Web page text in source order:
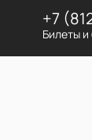
+7
Билеты